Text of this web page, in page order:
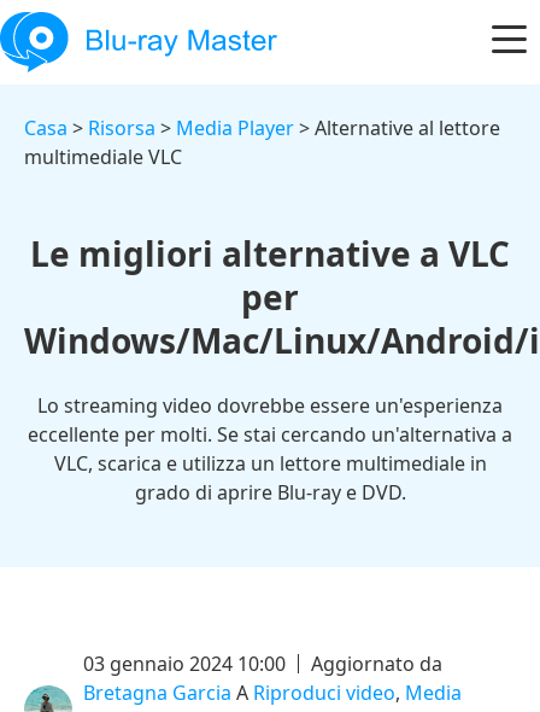
Casa > Risorsa > Media Player> Alternative al lettore
multimediale VLC
Le migliori alternative a VLC
per
Windows/Mac/Linux/Android/
Lo streaming video dovrebbe essere un'esperienza
eccellente per molti. Se stai cercando un'alternativa a
VLC, scarica e utilizza un lettore multimediale in
grado di aprire Blu-ray e DVD.
03 gennaio 2024 10:00
Aggiornato da
Bretagna Garcia A Riproduci video, Media